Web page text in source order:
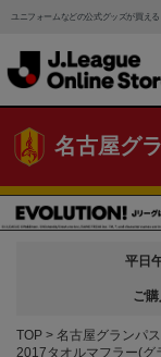
ユニフォームなどの公式グッズが買える
名古屋グ
平日
ご
TOP 名古屋グランパス
2017タオルマフラー(グ